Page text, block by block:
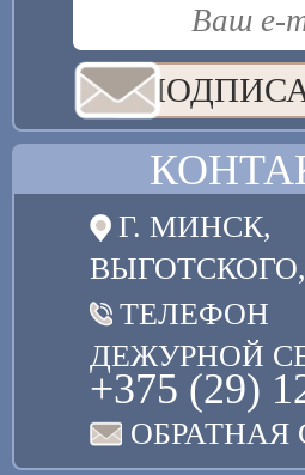
Г. МИНСК,
ТЕЛЕФОН
ДЕЖУРНОЙ
+375 (29)
ОБРАТНАЯ